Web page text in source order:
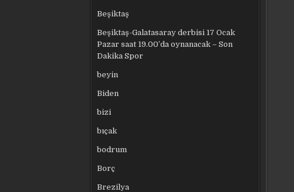
Beşiktaş
Beşiktaş-Galatasaray derbisi 17 Ocak
Pazar saat 19.00’da oynanacak – Son
Dakika Spor
beyin
Biden
bizi
bıçak
bodrum
Borç
Brezilya